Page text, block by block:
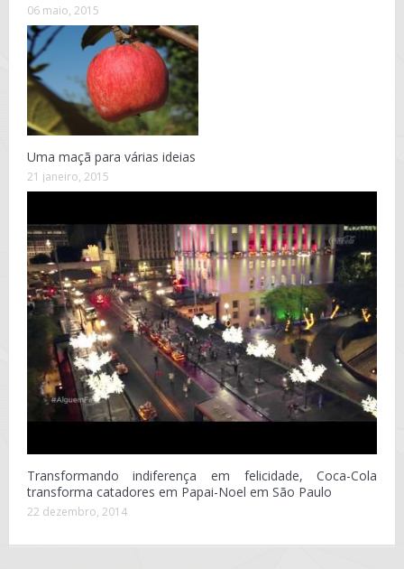
06 maio, 2015
Uma maçã para várias ideias
21 janeiro, 2015
Transformando indiferença em felicidade, Coca-Cola
transforma catadores em Papai-Noel em São Paulo
22 dezembro, 2014